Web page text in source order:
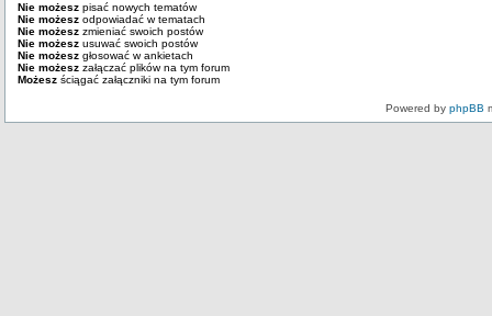
Nie możesz pisać nowych tematów
Nie możesz odpowiadać w tematach
Nie możesz zmieniać swoich postów
Nie możesz usuwać swoich postów
Nie możesz głosować w ankietach
Nie możesz załączać plików na tym forum
Możesz ściągać załączniki na tym forum
Powered by phpBB